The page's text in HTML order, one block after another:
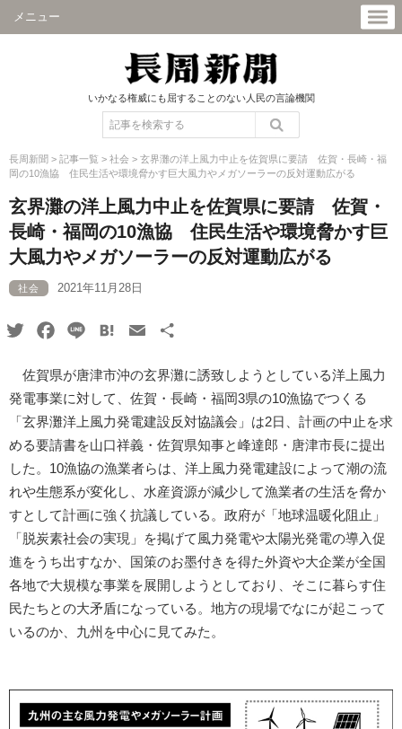
メニュー
いかなる権威にも屈することのない人民の言論機関
長周新聞 > 記事一覧 > 社会 > 玄界灘の洋上風力中止を佐賀県に要請 佐賀・長崎・福
岡の10漁協 住民生活や環境脅かす巨大風力やメガソーラーの反対運動広がる
玄界灘の洋上風力中止を佐賀県に要請 佐賀・
長崎・福岡の10漁協 住民生活や環境脅かす巨
大風力やメガソーラーの反対運動広がる
社会 2021年11月28日
TwitterFacebook
Line HatenaEmail
佐賀県が唐津市沖の玄界灘に誘致しようとしている洋上風力
発電事業に対して、佐賀・長崎・福岡3県の10漁協でつくる
「玄界灘洋上風力発電建設反対協議会」は2日、計画の中止を求
める要請書を山口祥義・佐賀県知事と峰達郎・唐津市長に提出
した。10漁協の漁業者らは、洋上風力発電建設によって潮の流
れや生態系が変化し、水産資源が減少して漁業者の生活を脅か
すとして計画に強く抗議している。政府が「地球温暖化阻止」
「脱炭素社会の実現」を掲げて風力発電や太陽光発電の導入促
進をうち出すなか、国策のお墨付きを得た外資や大企業が全国
各地で大規模な事業を展開しようとしており、そこに暮らす住
民たちとの大矛盾になっている。地方の現場でなにが起こって
いるのか、九州を中心に見てみた。